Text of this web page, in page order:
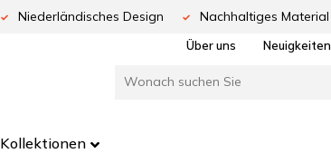
Niederländisches Design Nachhaltiges Material
Über uns Neuigkeiten
Kollektionen